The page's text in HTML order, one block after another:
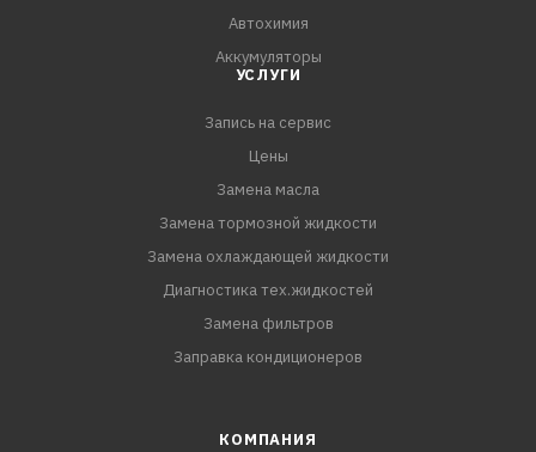
Автохимия
Аккумуляторы
УСЛУГИ
Запись на сервис
Цены
Замена масла
Замена тормозной жидкости
Замена охлаждающей жидкости
Диагностика тех.жидкостей
Замена фильтров
Заправка кондиционеров
КОМПАНИЯ